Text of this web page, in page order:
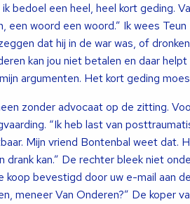
ik bedoel een heel, heel kort geding.
een woord een woord.” Ik wees
dat hij in de war was, of
kan jou niet betalen en daar
argumenten. Het kort geding
zonder advocaat op de zitting.
“Ik heb last van
Mijn vriend Bontenbal weet dat.
kan.” De rechter bleek niet
bevestigd door uw e-mail aan
meneer Van Onderen?” De koper